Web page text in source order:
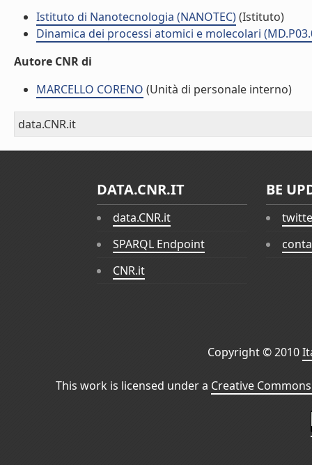
Istituto di Nanotecnologia (NANOTEC)(Istituto)
Dinamica dei processi atomici e molecolari
Autore CNR di
MARCELLO CORENO (Unità di personale interno)
data.CNR.it
DATA.CNR.IT
data.CNR.it
SPARQL Endpoint
CNR.it
BE
Copyright © 2010
This work is licensed under a Creative